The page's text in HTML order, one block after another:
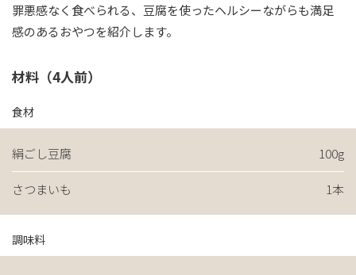
罪悪感なく食べられる、豆腐を使ったヘルシーながらも満足
感のあるおやつを紹介します。
材料（4人前）
食材
絹ごし豆腐 100g
さつまいも 1本
調味料